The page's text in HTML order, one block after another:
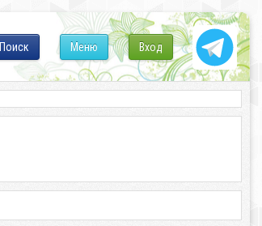
Вход
Меню
Поиск